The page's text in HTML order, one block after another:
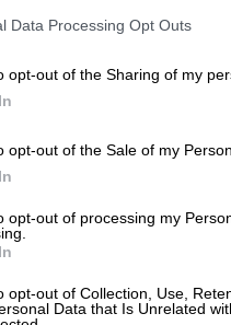
Data Processing Opt Outs
opt-out of the Sharing of my
opt-out of the Sale of my
opt-out of processing my
opt-out of Collection, Use,
Data that Is Unrelated
να αποκλείεται
Σε
κόσμος μπερδεύεται
ανέλπιστο δώρο
καθόδου με
Αθηναίων